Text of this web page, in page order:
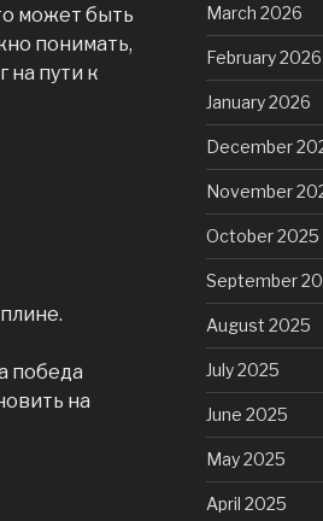
может быть
понимать,
на пути к
победа
на
March 2026
February 2026
January 2026
December
November
October 2025
September
August 2025
July 2025
June 2025
May 2025
April 2025